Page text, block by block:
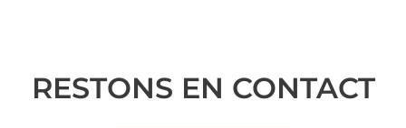
RESTONS EN CONTACT